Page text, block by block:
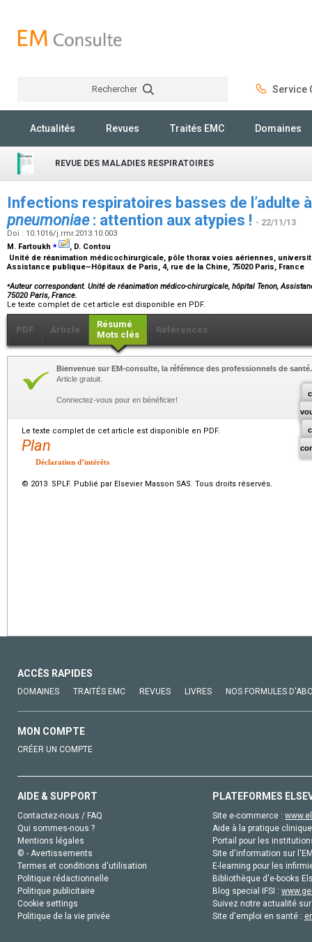
Rechercher Service
Actualités Revues Traités EMC Domaines
REVUE DES MALADIES RESPIRATOIRES
Infections respiratoires basses de l’adulte
pneumoniae: attention aux atypies ! - 22/11/13
Doi : 10.1016/j.rmr.2013.10.003
M. Fartoukh ⁎
, D. Contou
Unité de réanimation médicochirurgicale, pôle thorax voies aériennes,
Assistance publique–Hôpitaux de Paris, 4, rue de la Chine, 75020 Paris, France
⁎Auteur correspondant. Unité de réanimation médico-chirurgicale, hôpital Tenon,
75020 Paris, France.
Le texte complet de cet article est disponible en PDF.
PDF Article
Résumé
Mots clés
Références
Bienvenue sur EM-consulte, la référence des professionnels de santé.
Article gratuit.
Connectez-vous pour en bénéficier!
Le texte complet de cet article est disponible en PDF.
Plan
Déclaration d’intérêts
© 2013 SPLF. Publié par Elsevier Masson SAS. Tous droits réservés.
ACCÈS RAPIDES
DOMAINES TRAITÉS EMC REVUES LIVRES NOS FORMULES
MON COMPTE
CRÉER UN COMPTE
AIDE & SUPPORT
Contactez-nous / FAQ
Qui sommes-nous ?
Mentions légales
© - Avertissements
Termes et conditions d'utilisation
Politique rédactionnelle
Politique publicitaire
Cookie settings
Politique de la vie privée
PLATEFORMES
Site e-commerce :
Aide à la pratique
Portail pour les
Site d'information sur
E-learning pour les
Bibliothèque d'e-books
Blog special IFSI :
Suivez notre actualité
Site d'emploi en santé :